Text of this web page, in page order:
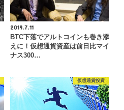
2019.7.11
BTC下落でアルトコインも巻き添
えに！仮想通貨資産は前日比マイ
ナス300…
仮想通貨投資